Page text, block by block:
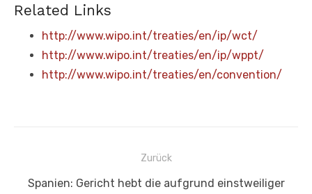
Related Links
http://www.wipo.int/treaties/en/ip/wct/
http://www.wipo.int/treaties/en/ip/wppt/
http://www.wipo.int/treaties/en/convention/
Beitragsnavigation
Zurück
Vorheriger
Spanien: Gericht hebt die aufgrund einstweiliger